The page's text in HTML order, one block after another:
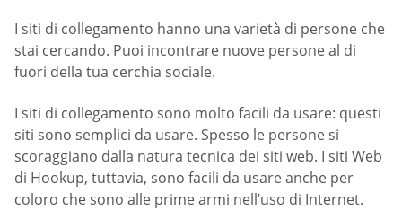
I siti di collegamento hanno una varietà di persone che
stai cercando. Puoi incontrare nuove persone al di
fuori della tua cerchia sociale.
I siti di collegamento sono molto facili da usare: questi
siti sono semplici da usare. Spesso le persone si
scoraggiano dalla natura tecnica dei siti web. I siti Web
di Hookup, tuttavia, sono facili da usare anche per
coloro che sono alle prime armi nell’uso di Internet.